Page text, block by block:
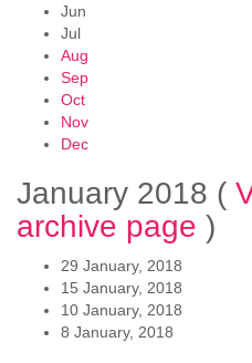
Jun
Jul
Aug
Sep
Oct
Nov
Dec
January 2018 (
archive page )
29 January, 2018
15 January, 2018
10 January, 2018
8 January, 2018